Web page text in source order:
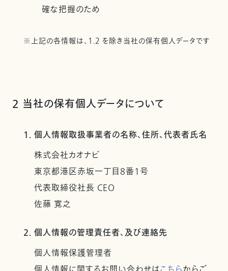
確な把握のため
※上記の各情報は、1.2 を除き当社の保有個人データです
2 当社の保有個人データについて
1. 個人情報取扱事業者の名称、住所、代表者氏名
株式会社カオナビ
東京都港区赤坂一丁目8番1号
代表取締役社長 CEO
佐藤 寛之
2. 個人情報の管理責任者、及び連絡先
個人情報保護管理者